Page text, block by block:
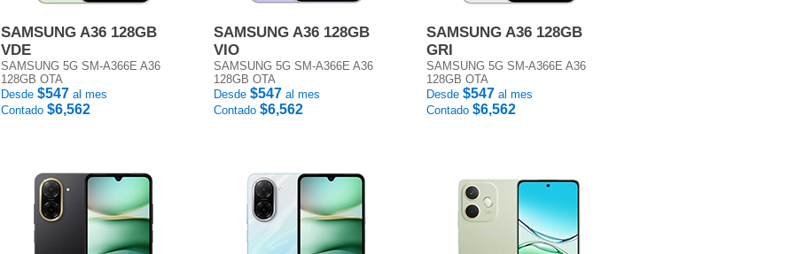
SAMSUNG A36 128GB
VDE
SAMSUNG 5G SM-A366E A36
128GB OTA
Desde $547 al mes
Contado $6,562
SAMSUNG A36 128GB
VIO
SAMSUNG 5G SM-A366E A36
128GB OTA
Desde $547 al mes
Contado $6,562
SAMSUNG A36 128GB
GRI
SAMSUNG 5G SM-A366E A36
128GB OTA
Desde $547 al mes
Contado $6,562